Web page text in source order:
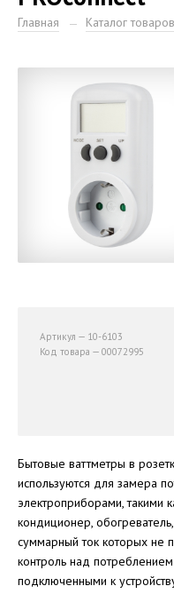
Главная Каталог товаров
Бытовые ваттметры в
используются для замера
электроприборами, такими
кондиционер,
суммарный ток которых не
контроль над потреблением
подключенными к
Артикул — 10-6103
Код товара — 00072995